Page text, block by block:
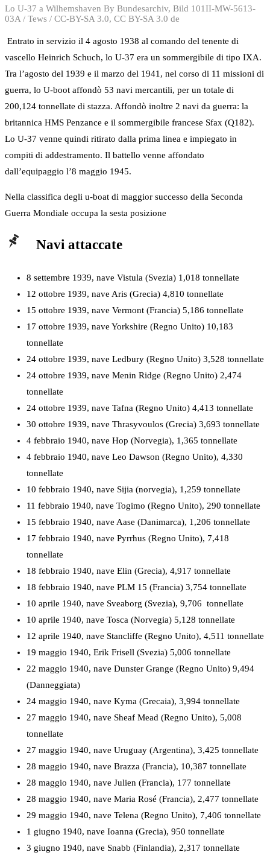
Lo U-37 a Wilhemshaven By Bundesarchiv, Bild 101II-MW-5613-
03A / Tews / CC-BY-SA 3.0, CC BY-SA 3.0 de
Entrato in servizio il 4 agosto 1938 al comando del tenente di
vascello Heinrich Schuch, lo U-37 era un sommergibile di tipo IXA.
Tra l’agosto del 1939 e il marzo del 1941, nel corso di 11 missioni di
guerra, lo U-boot affondò 53 navi mercantili, per un totale di
200,124 tonnellate di stazza. Affondò inoltre 2 navi da guerra: la
britannica HMS Penzance e il sommergibile francese Sfax (Q182).
Lo U-37 venne quindi ritirato dalla prima linea e impiegato in
compiti di addestramento. Il battello venne affondato
dall’equipaggio l’8 maggio 1945.
Nella classifica degli u-boat di maggior successo della Seconda
Guerra Mondiale occupa la sesta posizione
Navi attaccate
8 settembre 1939, nave Vistula (Svezia) 1,018 tonnellate
12 ottobre 1939, nave Aris (Grecia) 4,810 tonnellate
15 ottobre 1939, nave Vermont (Francia) 5,186 tonnellate
17 ottobre 1939, nave Yorkshire (Regno Unito) 10,183
tonnellate
24 ottobre 1939, nave Ledbury (Regno Unito) 3,528 tonnellate
24 ottobre 1939, nave Menin Ridge (Regno Unito) 2,474
tonnellate
24 ottobre 1939, nave Tafna (Regno Unito) 4,413 tonnellate
30 ottobre 1939, nave Thrasyvoulos (Grecia) 3,693 tonnellate
4 febbraio 1940, nave Hop (Norvegia), 1,365 tonnellate
4 febbraio 1940, nave Leo Dawson (Regno Unito), 4,330
tonnellate
10 febbraio 1940, nave Sijia (norvegia), 1,259 tonnellate
11 febbraio 1940, nave Togimo (Regno Unito), 290 tonnellate
15 febbraio 1940, nave Aase (Danimarca), 1,206 tonnellate
17 febbraio 1940, nave Pyrrhus (Regno Unito), 7,418
tonnellate
18 febbraio 1940, nave Elin (Grecia), 4,917 tonnellate
18 febbraio 1940, nave PLM 15 (Francia) 3,754 tonnellate
10 aprile 1940, nave Sveaborg (Svezia), 9,706 tonnellate
10 aprile 1940, nave Tosca (Norvegia) 5,128 tonnellate
12 aprile 1940, nave Stancliffe (Regno Unito), 4,511 tonnellate
19 maggio 1940, Erik Frisell (Svezia) 5,006 tonnellate
22 maggio 1940, nave Dunster Grange (Regno Unito) 9,494
(Danneggiata)
24 maggio 1940, nave Kyma (Grecaia), 3,994 tonnellate
27 maggio 1940, nave Sheaf Mead (Regno Unito), 5,008
tonnellate
27 maggio 1940, nave Uruguay (Argentina), 3,425 tonnellate
28 maggio 1940, nave Brazza (Francia), 10,387 tonnellate
28 maggio 1940, nave Julien (Francia), 177 tonnellate
28 maggio 1940, nave Maria Rosé (Francia), 2,477 tonnellate
29 maggio 1940, nave Telena (Regno Unito), 7,406 tonnellate
1 giugno 1940, nave Ioanna (Grecia), 950 tonnellate
3 giugno 1940, nave Snabb (Finlandia), 2,317 tonnellate